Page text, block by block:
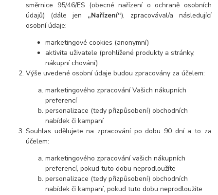
směrnice 95/46/ES (obecné nařízení o ochraně osobních
údajů) (dále jen „Nařízení“), zpracovával/a následující
osobní údaje:
marketingové cookies (anonymní)
aktivita uživatele (prohlížené produkty a stránky,
nákupní chování)
Výše uvedené osobní údaje budou zpracovány za účelem:
marketingového zpracování Vašich nákupních
preferencí
personalizace (tedy přizpůsobení) obchodních
nabídek či kampaní
Souhlas udělujete na zpracování po dobu 90 dní a to za
účelem:
marketingového zpracování vašich nákupních
preferencí, pokud tuto dobu neprodloužíte
personalizace (tedy přizpůsobení) obchodních
nabídek či kampaní, pokud tuto dobu neprodloužíte